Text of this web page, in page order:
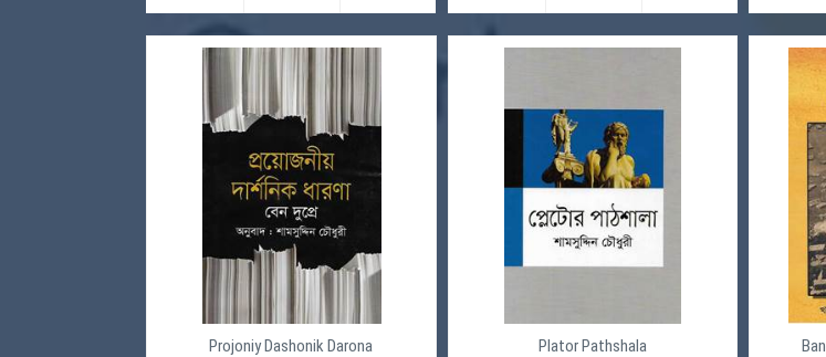
Projoniy Dashonik Darona Plator Pathshala